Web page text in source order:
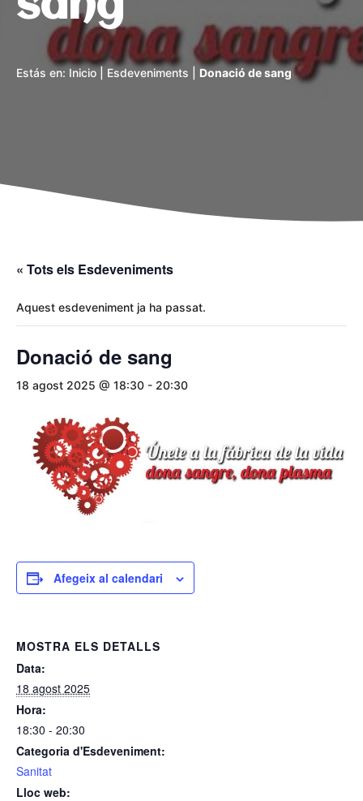
Estás en: Inicio Esdeveniments Donació de sang
« Tots els Esdeveniments
Aquest esdeveniment ja ha passat.
Donació de sang
18 agost 2025 @ 18:30 - 20:30
Afegeix al calendari
MOSTRA ELS DETALLS
Data:
18 agost 2025
Hora:
18:30 - 20:30
Categoria d'Esdeveniment:
Sanitat
Lloc web: